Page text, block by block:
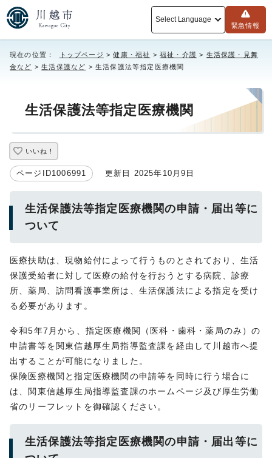
Select Language
緊急情報
現在の位置： トップページ >健康・福祉 >福祉・介護 > 生活保護・見舞
金など >生活保護など > 生活保護法等指定医療機関
生活保護法等指定医療機関
いいね！
ページID1006991 更新日 2025年10月9日
生活保護法等指定医療機関の申請・届出等に
ついて
医療扶助は、現物給付によって行うものとされており、生活
保護受給者に対して医療の給付を行おうとする病院、診療
所、薬局、訪問看護事業所は、生活保護法による指定を受け
る必要があります。
令和5年7月から、指定医療機関（医科・歯科・薬局のみ）の
申請書等を関東信越厚生局指導監査課を経由して川越市へ提
出することが可能になりました。
保険医療機関と指定医療機関の申請等を同時に行う場合に
は、関東信越厚生局指導監査課のホームページ及び厚生労働
省のリーフレットを御確認ください。
生活保護法等指定医療機関の申請・届出等に